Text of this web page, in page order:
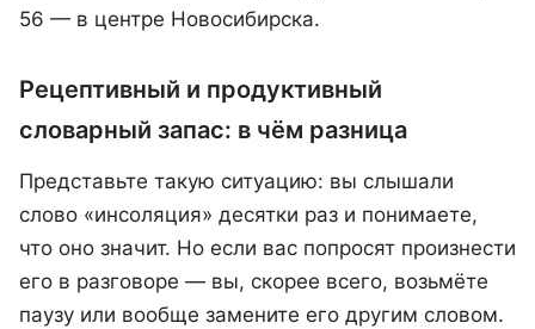
56 — в центре Новосибирска.
Рецептивный и продуктивный
словарный запас: в чём разница
Представьте такую ситуацию: вы слышали
слово «инсоляция» десятки раз и понимаете,
что оно значит. Но если вас попросят произнести
его в разговоре — вы, скорее всего, возьмёте
паузу или вообще замените его другим словом.